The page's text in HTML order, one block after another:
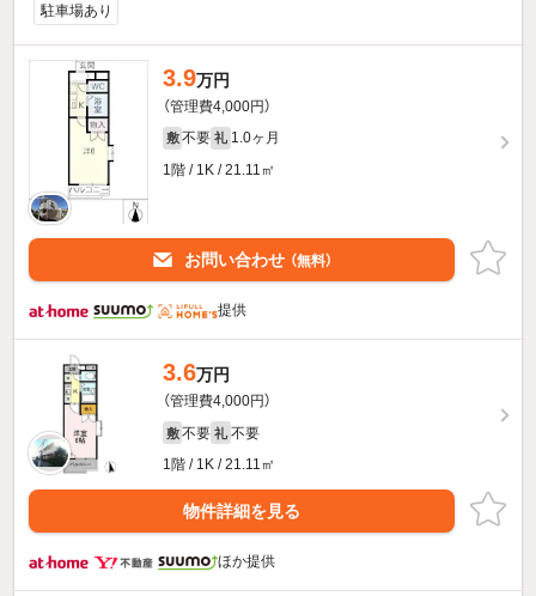
駐車場あり
3.9万円
（管理費4,000円）
敷 不要 礼 1.0ヶ月
1階 / 1K / 21.11㎡
お問い合わせ （無料）
提供
3.6万円
（管理費4,000円）
敷 不要 礼 不要
1階 / 1K / 21.11㎡
物件詳細を見る
ほか提供